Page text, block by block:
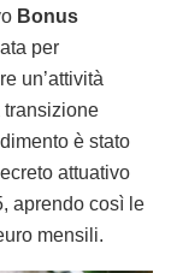
Bonus
per
un’attività
transizione
è stato
attuativo
aprendo così le
mensili.